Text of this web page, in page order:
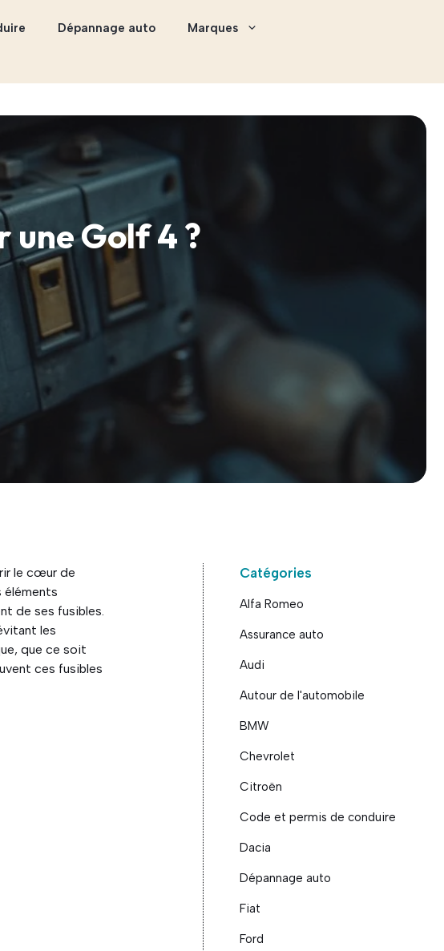
Dépannage auto Marques
une Golf 4 ?
le cœur de
éléments
de ses fusibles.
les
que ce soit
ces fusibles
Catégories
Alfa Romeo
Assurance auto
Audi
Autour de l'automobile
BMW
Chevrolet
Citroën
Code et permis de conduire
Dacia
Dépannage auto
Fiat
Ford